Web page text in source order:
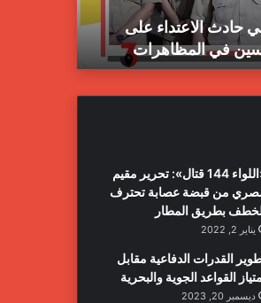
في حادث الاعتداء على
في المظاهرات
«اللواء 144 قتال»: تحرير مقيم
من قبضة عصابة تحترف
بطريق المطار
يناير 2, 2022
القدرات الدفاعية مقابل
القواعد الجوية والبحرية
ديسمبر 20, 2023